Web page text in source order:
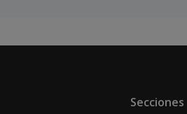
Secciones